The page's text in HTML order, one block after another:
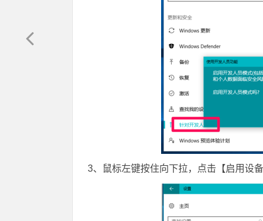
3、鼠标左键按住向下拉，点击【启用设